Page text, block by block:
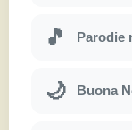
🎵 Parodie
🌙 Buona